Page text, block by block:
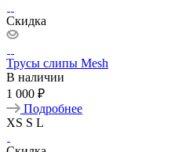
Скидка
Трусы слипы Mesh
В наличии
1 000 ₽
Подробнее
XS S L